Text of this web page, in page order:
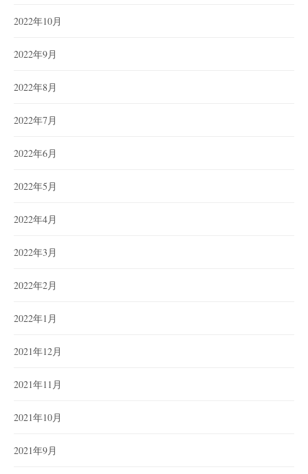
2022年10月
2022年9月
2022年8月
2022年7月
2022年6月
2022年5月
2022年4月
2022年3月
2022年2月
2022年1月
2021年12月
2021年11月
2021年10月
2021年9月